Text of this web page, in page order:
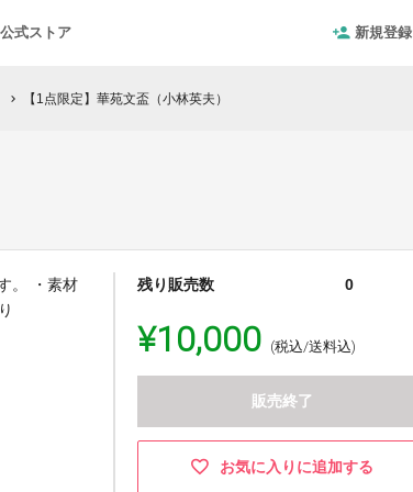
公式ストア 新規登録
chevron_right 【1点限定】華苑文盃（小林英夫）
。 ・素材
残り販売数 0
¥10,000 (税込/送料込)
販売終了
お気に入りに追加する